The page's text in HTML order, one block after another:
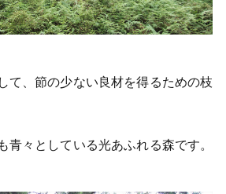
て、節の少ない良材を得るための枝
青々としている光あふれる森です。